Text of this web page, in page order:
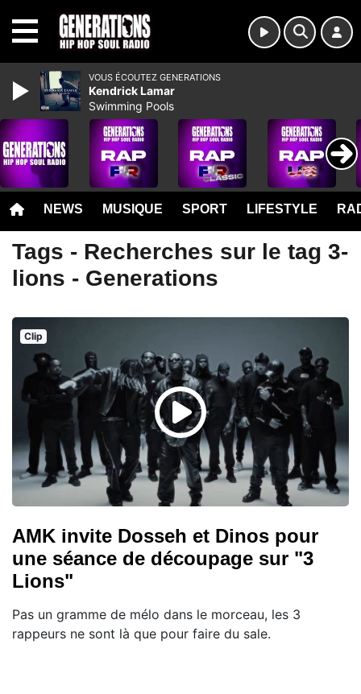
NEWS MUSIQUE SPORT LIFESTYLE
Tags - Recherches sur le tag 3-
lions - Generations
Clip
AMK invite Dosseh et Dinos pour
une séance de découpage sur "3
Lions"
Pas un gramme de mélo dans le morceau, les 3
rappeurs ne sont là que pour faire du sale.
VOUS ÉCOUTEZ GENERATIONS
Kendrick Lamar
Swimming Pools